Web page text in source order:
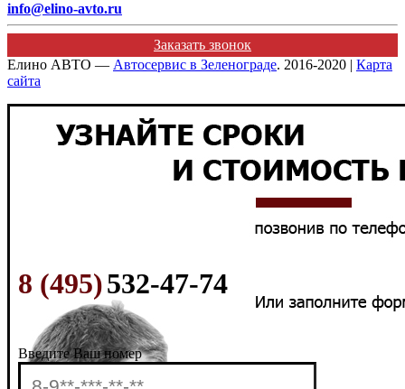
info@elino-avto.ru
Заказать звонок
Елино АВТО — Автосервис в Зеленограде. 2016-2020 | Карта
сайта
8 (495)532-47-74
Введите Ваш номер